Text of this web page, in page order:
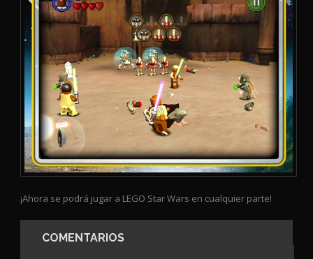
¡Ahora se podrá jugar a LEGO Star Wars en cualquier parte!
COMENTARIOS